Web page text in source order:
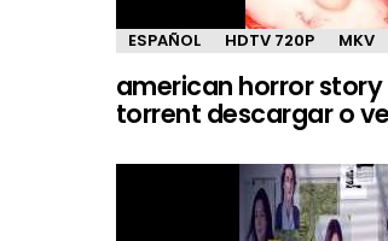
ESPAÑOL HDTV 720P MKV
american horror
torrent descargar o